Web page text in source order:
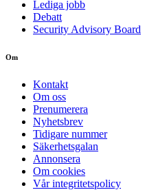
Lediga jobb
Debatt
Security Advisory Board
Om
Kontakt
Om oss
Prenumerera
Nyhetsbrev
Tidigare nummer
Säkerhetsgalan
Annonsera
Om cookies
Vår integritetspolicy